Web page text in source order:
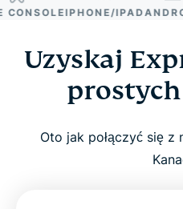
Dlaczego warto
Jak uzyskać kanadyjski
Kanady
IPHONE/IPADANDROID
Uzyskaj
Oto jak połączyć się z